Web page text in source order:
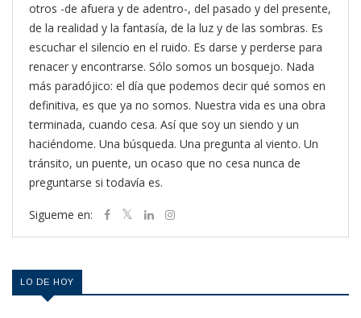
otros -de afuera y de adentro-, del pasado y del presente,
de la realidad y la fantasía, de la luz y de las sombras. Es
escuchar el silencio en el ruido. Es darse y perderse para
renacer y encontrarse. Sólo somos un bosquejo. Nada
más paradójico: el día que podemos decir qué somos en
definitiva, es que ya no somos. Nuestra vida es una obra
terminada, cuando cesa. Así que soy un siendo y un
haciéndome. Una búsqueda. Una pregunta al viento. Un
tránsito, un puente, un ocaso que no cesa nunca de
preguntarse si todavía es.
Sigueme en:
LO DE HOY